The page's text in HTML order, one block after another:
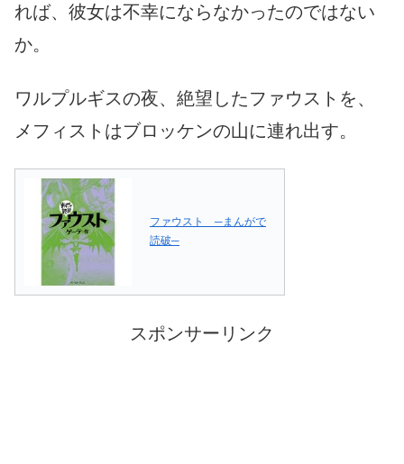
れば、彼女は不幸にならなかったのではない
か。
ワルプルギスの夜、絶望したファウストを、
メフィストはブロッケンの山に連れ出す。
ファウスト ─まんがで
読破─
スポンサーリンク